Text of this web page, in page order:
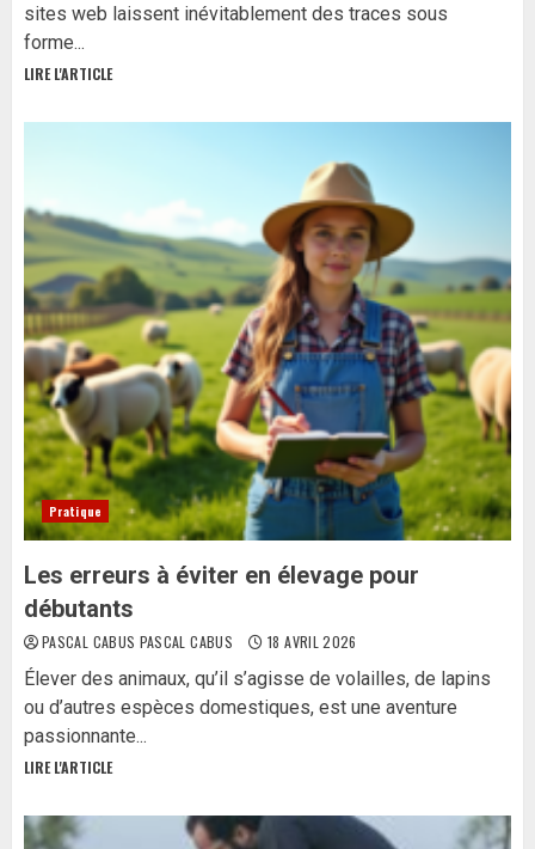
sites web laissent inévitablement des traces sous
forme...
LIRE L'ARTICLE
Pratique
Les erreurs à éviter en élevage pour
débutants
PASCAL CABUS PASCAL CABUS 18 AVRIL 2026
Élever des animaux, qu’il s’agisse de volailles, de lapins
ou d’autres espèces domestiques, est une aventure
passionnante...
LIRE L'ARTICLE